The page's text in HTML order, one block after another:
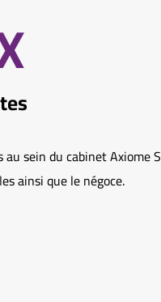
sein du cabinet Axiome
ainsi que le négoce.